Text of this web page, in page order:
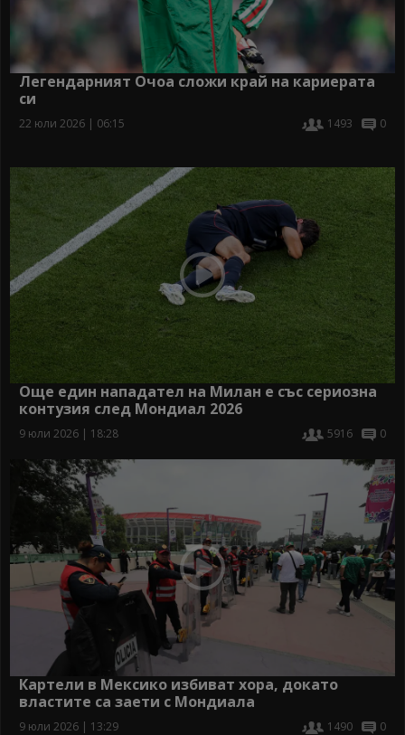
Легендарният Очоа сложи край на кариерата
си
22 юли 2026 | 06:15 1493 0
Още един нападател на Милан е със сериозна
контузия след Мондиал 2026
9 юли 2026 | 18:28 5916 0
Картели в Мексико избиват хора, докато
властите са заети с Мондиала
9 юли 2026 | 13:29 1490 0